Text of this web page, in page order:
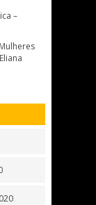
–
Mulheres